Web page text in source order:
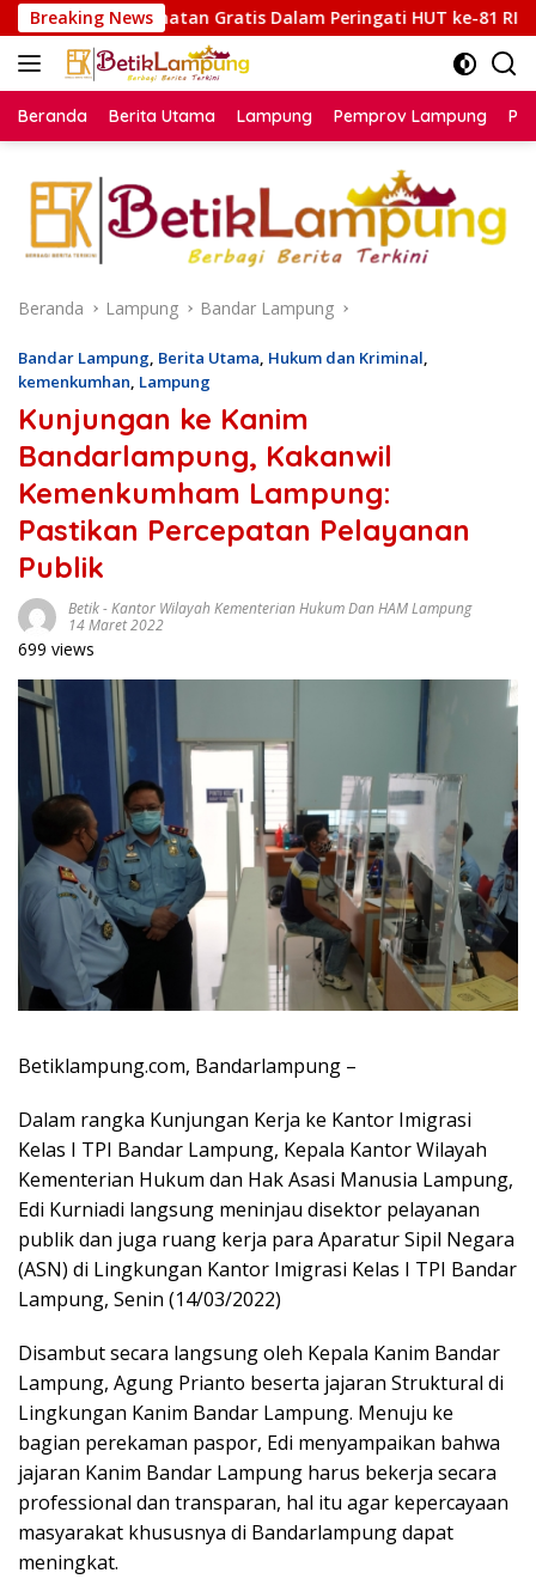
Langsung
ke
konten
Breaking News
Gratis Dalam Peringati HUT ke-81 RI Lapas
Beranda Berita Utama Lampung Pemprov Lampung
Beranda Lampung Bandar Lampung
Bandar Lampung, Berita Utama, Hukum dan Kriminal,
kemenkumhan, Lampung
Kunjungan ke Kanim
Bandarlampung, Kakanwil
Kemenkumham Lampung:
Pastikan Percepatan Pelayanan
Publik
Betik-Kantor Wilayah Kementerian Hukum Dan HAM Lampung
14 Maret 2022
699 views
Betiklampung.com, Bandarlampung –
Dalam rangka Kunjungan Kerja ke Kantor Imigrasi
Kelas I TPI Bandar Lampung, Kepala Kantor Wilayah
Kementerian Hukum dan Hak Asasi Manusia Lampung,
Edi Kurniadi langsung meninjau disektor pelayanan
publik dan juga ruang kerja para Aparatur Sipil Negara
(ASN) di Lingkungan Kantor Imigrasi Kelas I TPI Bandar
Lampung, Senin (14/03/2022)
Disambut secara langsung oleh Kepala Kanim Bandar
Lampung, Agung Prianto beserta jajaran Struktural di
Lingkungan Kanim Bandar Lampung. Menuju ke
bagian perekaman paspor, Edi menyampaikan bahwa
jajaran Kanim Bandar Lampung harus bekerja secara
professional dan transparan, hal itu agar kepercayaan
masyarakat khususnya di Bandarlampung dapat
meningkat.